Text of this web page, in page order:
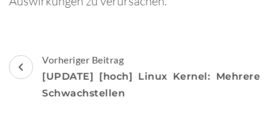
Beitragsnavigation
Vorheriger Beitrag
[UPDATE] [hoch] Linux Kernel: Mehrere
Schwachstellen